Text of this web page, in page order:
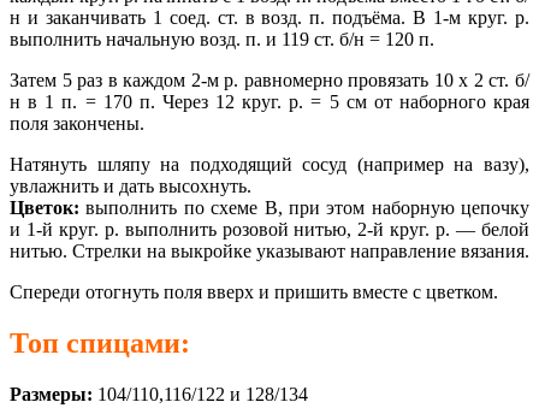
н и заканчивать 1 соед. ст. в возд. п. подъёма. В 1-м круг. р.
выполнить начальную возд. п. и 119 ст. б/н = 120 п.
Затем 5 раз в каждом 2-м р. равномерно провязать 10 х 2 ст. б/
н в 1 п. = 170 п. Через 12 круг. р. = 5 см от наборного края
поля закончены.
Натянуть шляпу на подходящий сосуд (например на вазу),
увлажнить и дать высохнуть.
Цветок: выполнить по схеме В, при этом наборную цепочку
и 1-й круг. р. выполнить розовой нитью, 2-й круг. р. — белой
нитью. Стрелки на выкройке указывают направление вязания.
Спереди отогнуть поля вверх и пришить вместе с цветком.
Топ спицами:
Размеры: 104/110,116/122 и 128/134